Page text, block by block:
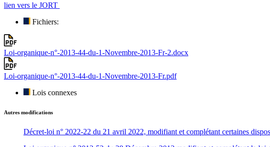
lien vers le JORT
Fichiers:
Loi-organique-n°-2013-44-du-1-Novembre-2013-Fr-2.docx
Loi-organique-n°-2013-44-du-1-Novembre-2013-Fr.pdf
Lois connexes
Autres modifications
Décret-loi n° 2022-22 du 21 avril 2022, modifiant et complétant certaines